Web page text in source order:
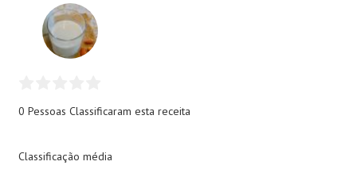
0 Pessoas Classificaram esta receita
Classificação média